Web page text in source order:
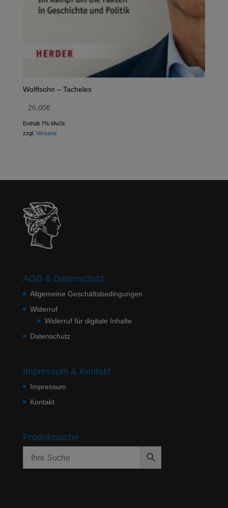
Wolffsohn – Tacheles
26,00€
Enthält 7% MwSt.
zzgl. Versand
AGB & Datenschutz
Allgemeine Geschäftsbedingungen
Widerruf
Widerruf für digitale Inhalte
Datenschutz
Impressum & Kontakt
Impressum
Kontakt
Produktsuche